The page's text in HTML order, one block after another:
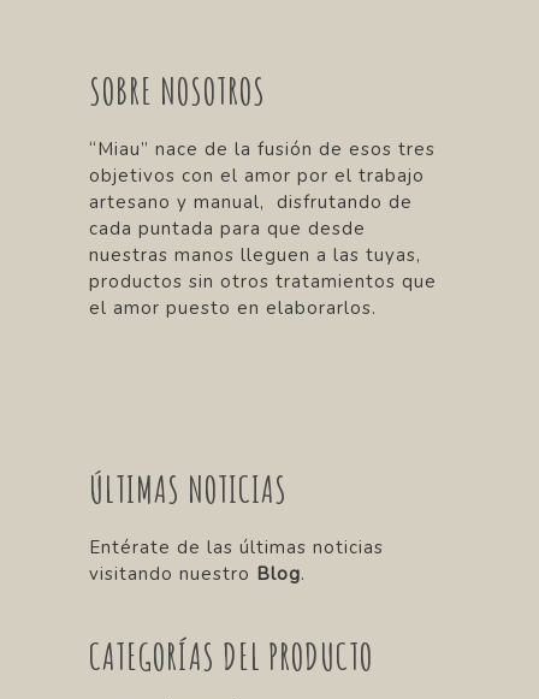
SOBRE NOSOTROS
“Miau” nace de la fusión de esos tres
objetivos con el amor por el trabajo
artesano y manual, disfrutando de
cada puntada para que desde
nuestras manos lleguen a las tuyas,
productos sin otros tratamientos que
el amor puesto en elaborarlos.
ÚLTIMAS NOTICIAS
Entérate de las últimas noticias
visitando nuestro Blog.
CATEGORÍAS DEL PRODUCTO